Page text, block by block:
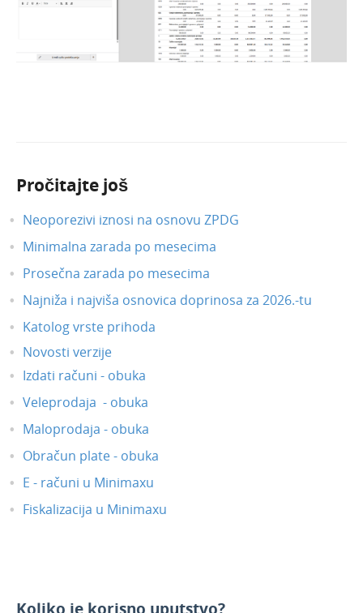
Pročitajte još
Neoporezivi iznosi na osnovu ZPDG
Minimalna zarada po mesecima
Prosečna zarada po mesecima
Najniža i najviša osnovica doprinosa za 2026.-tu
Katolog vrste prihoda
Novosti verzije
Izdati računi - obuka
Veleprodaja - obuka
Maloprodaja - obuka
Obračun plate - obuka
E - računi u Minimaxu
Fiskalizacija u Minimaxu
Koliko je korisno uputstvo?